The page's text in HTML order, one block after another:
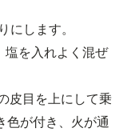
にします。
塩を入れよく混ぜ
皮目を上にして乗
色が付き、火が通